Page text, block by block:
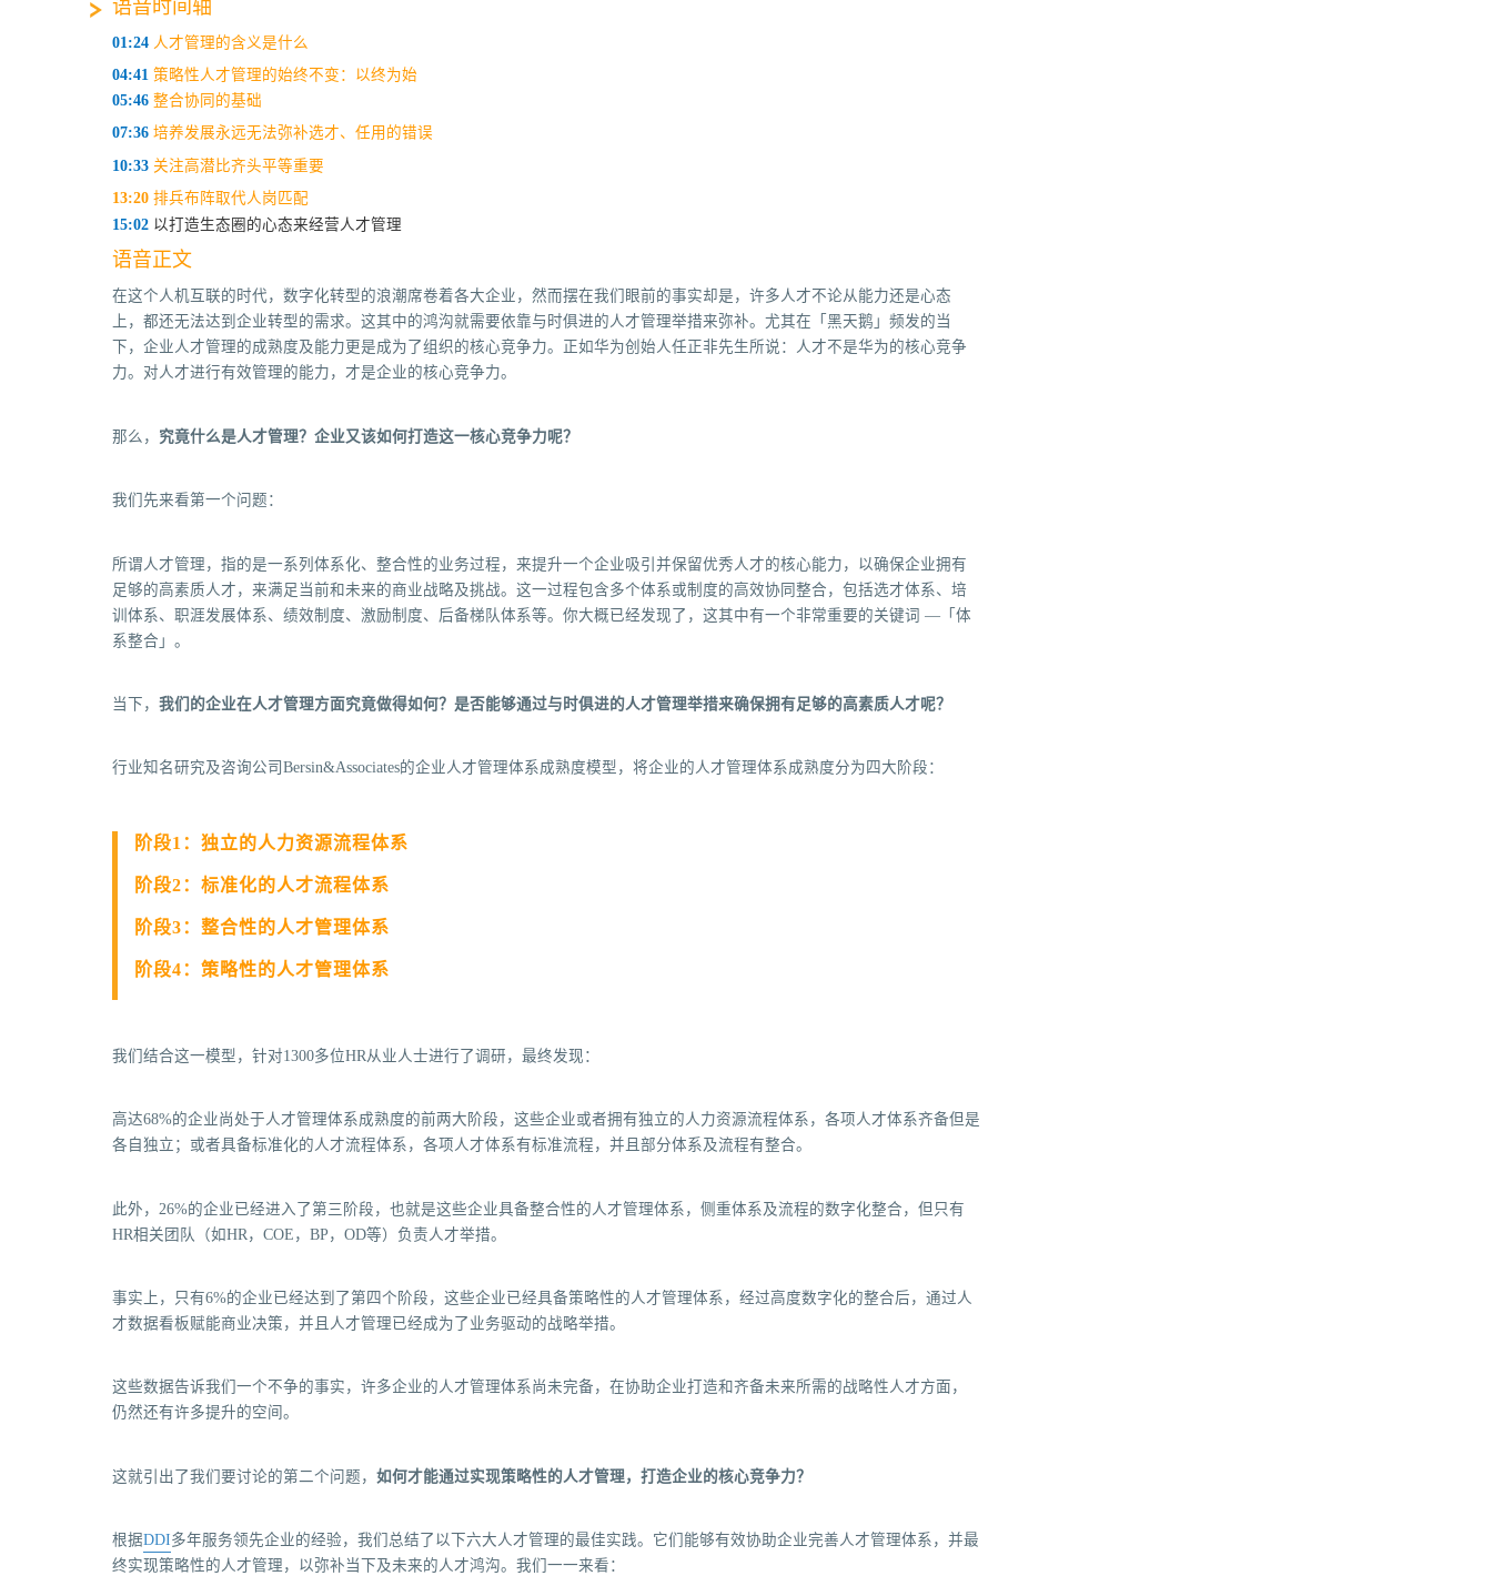
语音时间轴
01:24 人才管理的含义是什么
04:41策略性人才管理的始终不变：以终为始
05:46整合协同的基础
07:36培养发展永远无法弥补选才、任用的错误
10:33关注高潜比齐头平等重要
13:20排兵布阵取代人岗匹配
15:02以打造生态圈的心态来经营人才管理
语音正文
在这个人机互联的时代，数字化转型的浪潮席卷着各大企业，然而摆在我们眼前的事实却是，许多人才不论从能力还是心态
上，都还无法达到企业转型的需求。这其中的鸿沟就需要依靠与时俱进的人才管理举措来弥补。尤其在「黑天鹅」频发的当
下，企业人才管理的成熟度及能力更是成为了组织的核心竞争力。正如华为创始人任正非先生所说：人才不是华为的核心竞争
力。对人才进行有效管理的能力，才是企业的核心竞争力。
那么， 究竟什么是人才管理？企业又该如何打造这一核心竞争力呢？
我们先来看第一个问题：
所谓人才管理，指的是一系列体系化、整合性的业务过程，来提升一个企业吸引并保留优秀人才的核心能力，以确保企业拥有
足够的高素质人才，来满足当前和未来的商业战略及挑战。这一过程包含多个体系或制度的高效协同整合，包括选才体系、培
训体系、职涯发展体系、绩效制度、激励制度、后备梯队体系等。你大概已经发现了，这其中有一个非常重要的关键词 —「体
系整合」。
当下， 我们的企业在人才管理方面究竟做得如何？是否能够通过与时俱进的人才管理举措来确保拥有足够的高素质人才呢？
行业知名研究及咨询公司Bersin&Associates的企业人才管理体系成熟度模型，将企业的人才管理体系成熟度分为四大阶段：
阶段1：独立的人力资源流程体系
阶段2：标准化的人才流程体系
阶段3：整合性的人才管理体系
阶段4：策略性的人才管理体系
我们结合这一模型，针对1300多位HR从业人士进行了调研，最终发现：
高达68%的企业尚处于人才管理体系成熟度的前两大阶段，这些企业或者拥有独立的人力资源流程体系，各项人才体系齐备但是
各自独立；或者具备标准化的人才流程体系，各项人才体系有标准流程，并且部分体系及流程有整合。
此外，26%的企业已经进入了第三阶段，也就是这些企业具备整合性的人才管理体系，侧重体系及流程的数字化整合，但只有
HR相关团队（如HR，COE，BP，OD等）负责人才举措。
事实上，只有6%的企业已经达到了第四个阶段，这些企业已经具备策略性的人才管理体系，经过高度数字化的整合后，通过人
才数据看板赋能商业决策，并且人才管理已经成为了业务驱动的战略举措。
这些数据告诉我们一个不争的事实，许多企业的人才管理体系尚未完备，在协助企业打造和齐备未来所需的战略性人才方面，
仍然还有许多提升的空间。
这就引出了我们要讨论的第二个问题， 如何才能通过实现策略性的人才管理，打造企业的核心竞争力？
根据DDI多年服务领先企业的经验，我们总结了以下六大人才管理的最佳实践。它们能够有效协助企业完善人才管理体系，并最
终实现策略性的人才管理，以弥补当下及未来的人才鸿沟。我们一一来看：